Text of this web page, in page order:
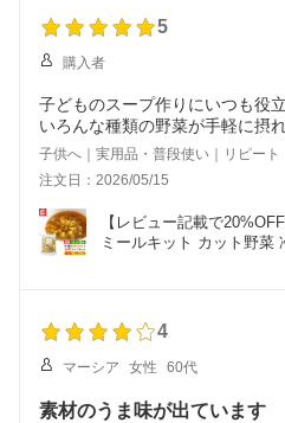
5
購入者
子どものスープ作りにいつも役立
いろんな種類の野菜が手軽に摂
子供へ｜実用品・普段使い｜リピート
注文日：2026/05/15
【レビュー記載で
ミールキット カット野菜
4
マーシア 女性 60代
素材のうま味が出ています